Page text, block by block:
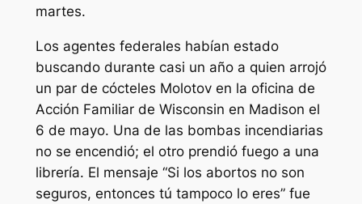
martes.
Los agentes federales habían estado
buscando durante casi un año a quien arrojó
un par de cócteles Molotov en la oficina de
Acción Familiar de Wisconsin en Madison el
6 de mayo. Una de las bombas incendiarias
no se encendió; el otro prendió fuego a una
librería. El mensaje “Si los abortos no son
seguros, entonces tú tampoco lo eres” fue